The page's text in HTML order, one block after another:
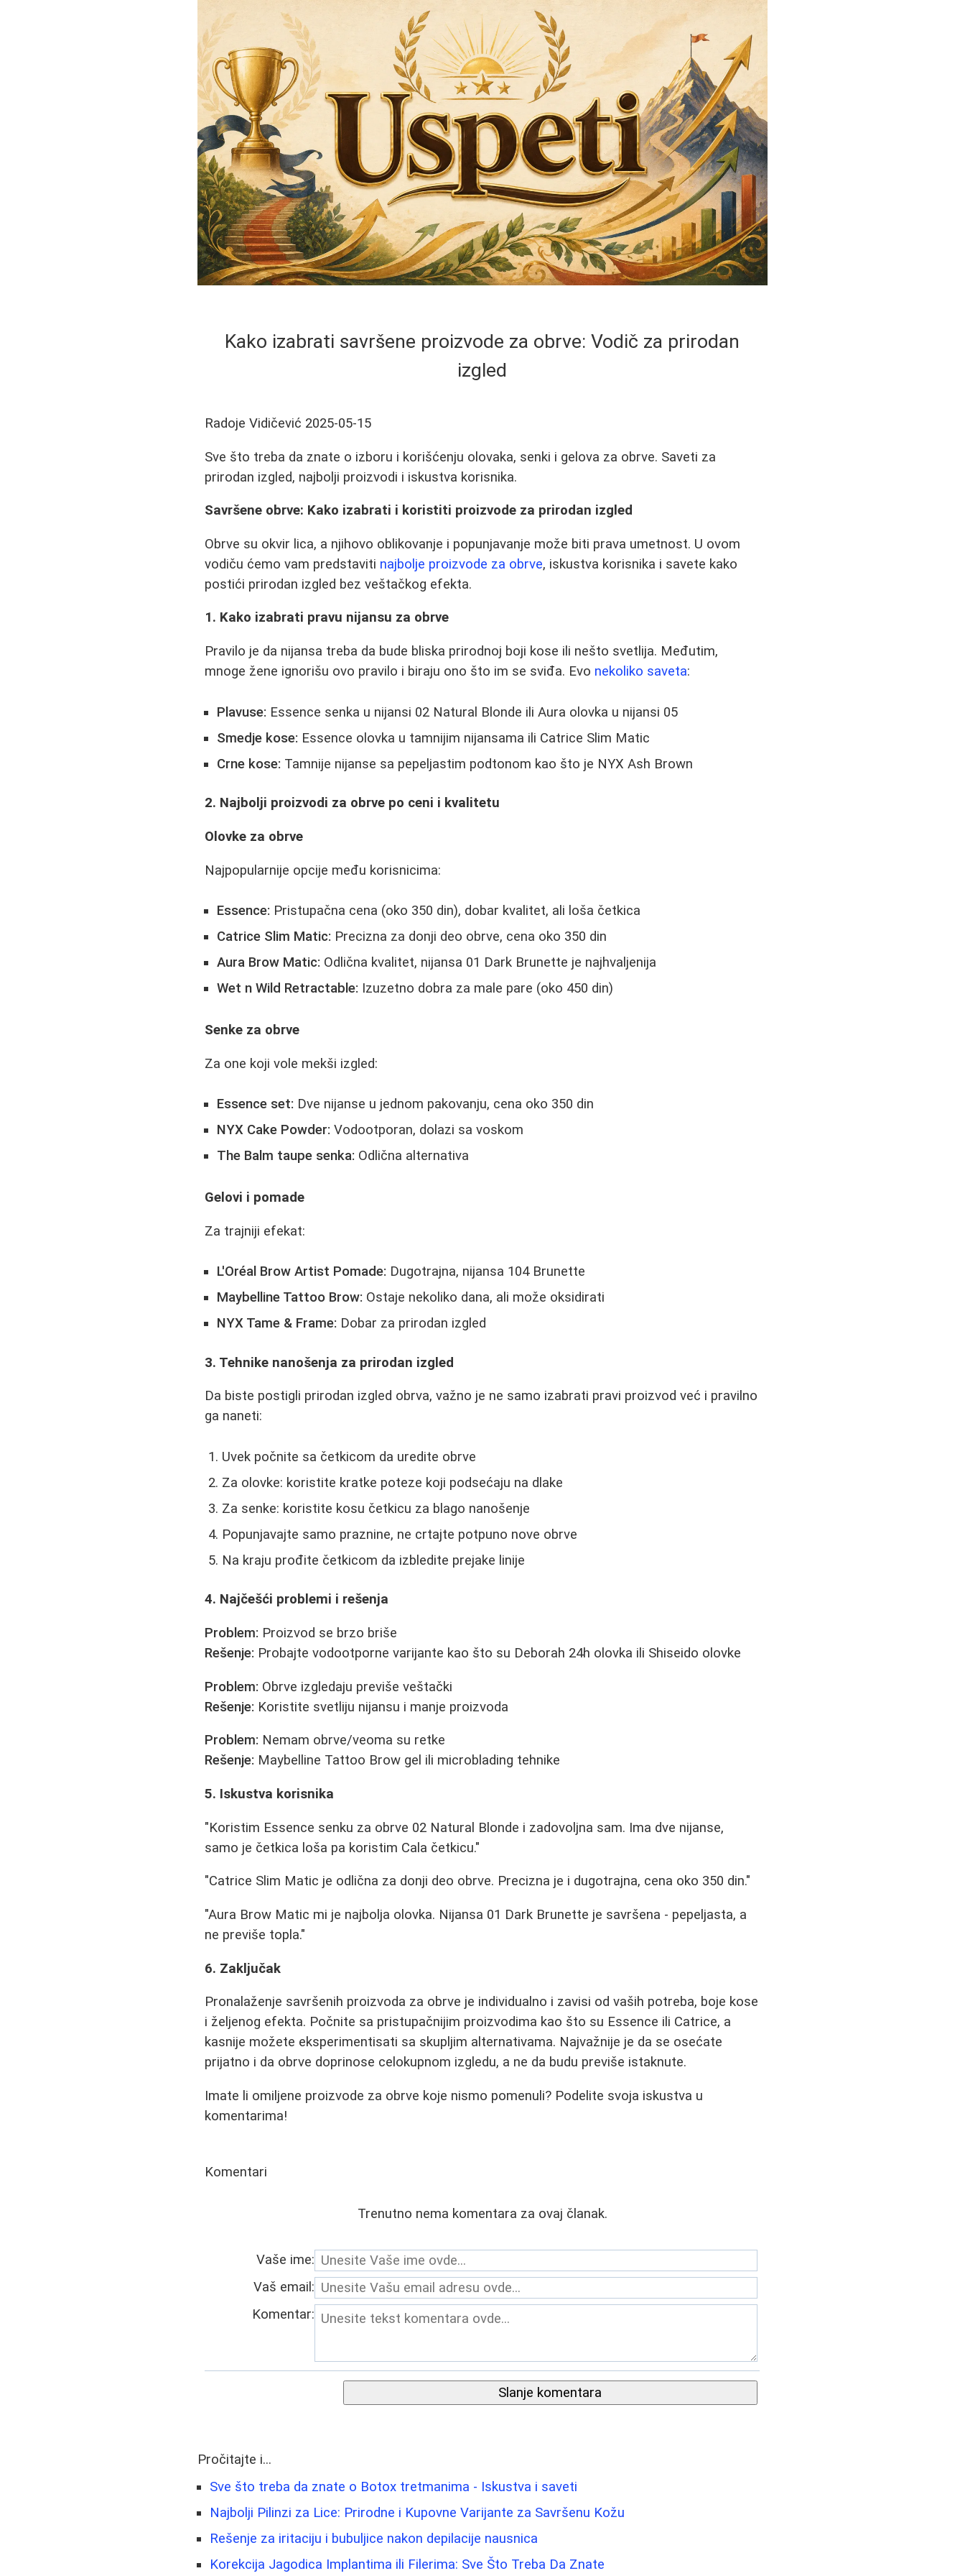
Kako izabrati savršene proizvode za obrve: Vodič za prirodan
izgled
Radoje Vidičević 2025-05-15
Sve što treba da znate o izboru i korišćenju olovaka, senki i gelova za obrve. Saveti za
prirodan izgled, najbolji proizvodi i iskustva korisnika.
Savršene obrve: Kako izabrati i koristiti proizvode za prirodan izgled
Obrve su okvir lica, a njihovo oblikovanje i popunjavanje može biti prava umetnost. U ovom
vodiču ćemo vam predstaviti najbolje proizvode za obrve, iskustva korisnika i savete kako
postići prirodan izgled bez veštačkog efekta.
1. Kako izabrati pravu nijansu za obrve
Pravilo je da nijansa treba da bude bliska prirodnoj boji kose ili nešto svetlija. Međutim,
mnoge žene ignorišu ovo pravilo i biraju ono što im se sviđa. Evo nekoliko saveta:
Plavuse: Essence senka u nijansi 02 Natural Blonde ili Aura olovka u nijansi 05
Smedje kose: Essence olovka u tamnijim nijansama ili Catrice Slim Matic
Crne kose: Tamnije nijanse sa pepeljastim podtonom kao što je NYX Ash Brown
2. Najbolji proizvodi za obrve po ceni i kvalitetu
Olovke za obrve
Najpopularnije opcije među korisnicima:
Essence: Pristupačna cena (oko 350 din), dobar kvalitet, ali loša četkica
Catrice Slim Matic: Precizna za donji deo obrve, cena oko 350 din
Aura Brow Matic: Odlična kvalitet, nijansa 01 Dark Brunette je najhvaljenija
Wet n Wild Retractable: Izuzetno dobra za male pare (oko 450 din)
Senke za obrve
Za one koji vole mekši izgled:
Essence set: Dve nijanse u jednom pakovanju, cena oko 350 din
NYX Cake Powder: Vodootporan, dolazi sa voskom
The Balm taupe senka: Odlična alternativa
Gelovi i pomade
Za trajniji efekat:
L'Oréal Brow Artist Pomade: Dugotrajna, nijansa 104 Brunette
Maybelline Tattoo Brow: Ostaje nekoliko dana, ali može oksidirati
NYX Tame & Frame: Dobar za prirodan izgled
3. Tehnike nanošenja za prirodan izgled
Da biste postigli prirodan izgled obrva, važno je ne samo izabrati pravi proizvod već i pravilno
ga naneti:
Uvek počnite sa četkicom da uredite obrve
Za olovke: koristite kratke poteze koji podsećaju na dlake
Za senke: koristite kosu četkicu za blago nanošenje
Popunjavajte samo praznine, ne crtajte potpuno nove obrve
Na kraju prođite četkicom da izbledite prejake linije
4. Najčešći problemi i rešenja
Problem: Proizvod se brzo briše
Rešenje: Probajte vodootporne varijante kao što su Deborah 24h olovka ili Shiseido olovke
Problem: Obrve izgledaju previše veštački
Rešenje: Koristite svetliju nijansu i manje proizvoda
Problem: Nemam obrve/veoma su retke
Rešenje: Maybelline Tattoo Brow gel ili microblading tehnike
5. Iskustva korisnika
"Koristim Essence senku za obrve 02 Natural Blonde i zadovoljna sam. Ima dve nijanse,
samo je četkica loša pa koristim Cala četkicu."
"Catrice Slim Matic je odlična za donji deo obrve. Precizna je i dugotrajna, cena oko 350 din."
"Aura Brow Matic mi je najbolja olovka. Nijansa 01 Dark Brunette je savršena - pepeljasta, a
ne previše topla."
6. Zaključak
Pronalaženje savršenih proizvoda za obrve je individualno i zavisi od vaših potreba, boje kose
i željenog efekta. Počnite sa pristupačnijim proizvodima kao što su Essence ili Catrice, a
kasnije možete eksperimentisati sa skupljim alternativama. Najvažnije je da se osećate
prijatno i da obrve doprinose celokupnom izgledu, a ne da budu previše istaknute.
Imate li omiljene proizvode za obrve koje nismo pomenuli? Podelite svoja iskustva u
komentarima!
Komentari
Trenutno nema komentara za ovaj članak.
Vaše ime:
Vaš email:
Komentar:
Slanje komentara
Pročitajte i...
Sve što treba da znate o Botox tretmanima - Iskustva i saveti
Najbolji Pilinzi za Lice: Prirodne i Kupovne Varijante za Savršenu Kožu
Rešenje za iritaciju i bubuljice nakon depilacije nausnica
Korekcija Jagodica Implantima ili Filerima: Sve Što Treba Da Znate